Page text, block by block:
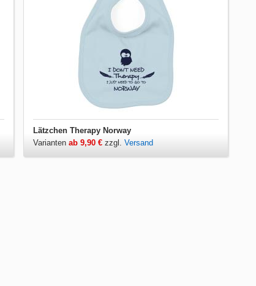
Lätzchen Therapy Norway
Variantenab 9,90 € zzgl.Versand